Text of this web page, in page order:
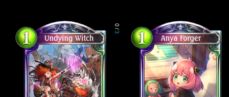
0
/
3